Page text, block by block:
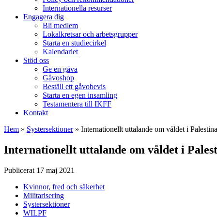
Internationella resurser
Engagera dig
Bli medlem
Lokalkretsar och arbetsgrupper
Starta en studiecirkel
Kalendariet
Stöd oss
Ge en gåva
Gåvoshop
Beställ ett gåvobevis
Starta en egen insamling
Testamentera till IKFF
Kontakt
Hem » Systersektioner » Internationellt uttalande om våldet i Palestina
Internationellt uttalande om våldet i
Publicerat 17 maj 2021
Kvinnor, fred och säkerhet
Militarisering
Systersektioner
WILPF